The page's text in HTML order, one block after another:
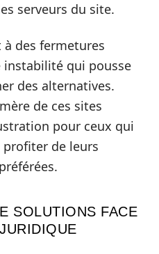
serveurs du site.
des fermetures
instabilité qui pousse
des alternatives.
de ces sites
pour ceux qui
de leurs
SOLUTIONS FACE